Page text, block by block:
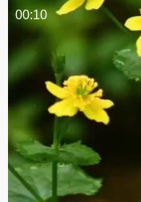
00:10